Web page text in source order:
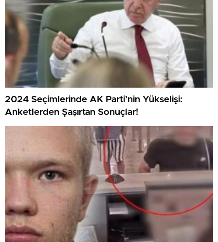
2024 Seçimlerinde AK Parti’nin Yükselişi:
Anketlerden Şaşırtan Sonuçlar!